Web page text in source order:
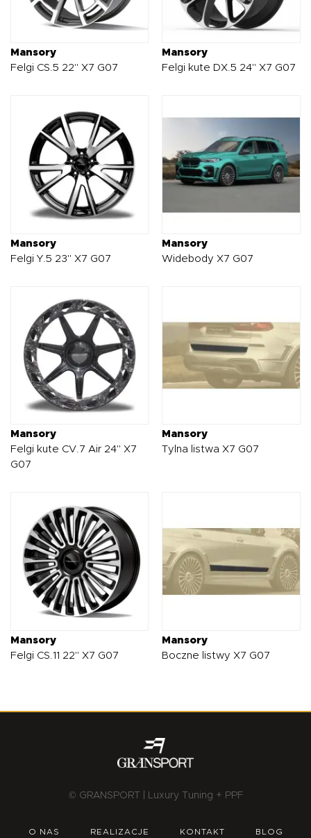
Mansory
Felgi CS.5 22" X7 G07
Mansory
Felgi kute DX.5 24" X7 G07
Mansory
Felgi Y.5 23" X7 G07
Mansory
Widebody X7 G07
Mansory
Felgi kute CV.7 Air 24" X7
G07
Mansory
Tylna listwa X7 G07
Mansory
Felgi CS.11 22" X7 G07
Mansory
Boczne listwy X7 G07
© GRANSPORT | Luxury Tuning + PPF
O NAS REALIZACJE KONTAKT BLOG